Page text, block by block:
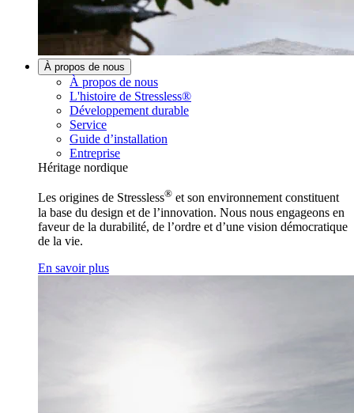
À propos de nous
À propos de nous
L'histoire de Stressless®
Développement durable
Service
Guide d’installation
Entreprise
Héritage nordique
Les origines de Stressless® et son environnement constituent
la base du design et de l’innovation. Nous nous engageons en
faveur de la durabilité, de l’ordre et d’une vision démocratique
de la vie.
En savoir plus